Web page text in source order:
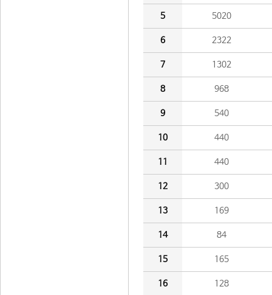
5 5020
6 2322
7 1302
8 968
9 540
10 440
11 440
12 300
13 169
14 84
15 165
16 128